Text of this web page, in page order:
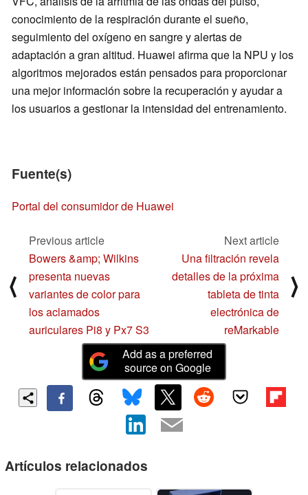
conocimiento de la respiración durante el sueño,
seguimiento del oxígeno en sangre y alertas de
adaptación a gran altitud. Huawei afirma que la NPU y los
algoritmos mejorados están pensados para proporcionar
una mejor información sobre la recuperación y ayudar a
los usuarios a gestionar la intensidad del entrenamiento.
Fuente(s)
Portal del consumidor de Huawei
⟨
Previous article
Bowers &amp; Wilkins
presenta nuevas
variantes de color para
los aclamados
auriculares Pi8 y Px7 S3
Next article
Una filtración revela
detalles de la próxima
tableta de tinta
electrónica de
reMarkable
⟩
Add as a preferred
source on Google
Artículos relacionados